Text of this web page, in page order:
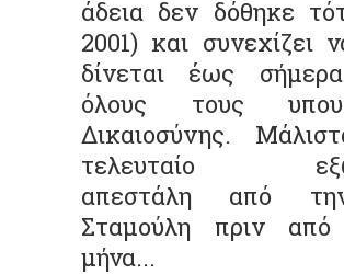
άδεια δεν δόθηκε
2001) και συνεχίζει
δίνεται έως
όλους τους
Δικαιοσύνης.
τελευταίο
απεστάλη από
Σταμούλη πριν
μήνα...